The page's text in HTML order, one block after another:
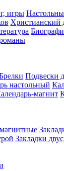
игры
Христианский
Подвески
настольный
магнит
Закладки